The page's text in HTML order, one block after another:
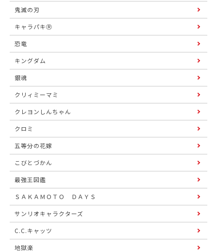
鬼滅の刃
キャラパキⓇ
恐竜
キングダム
銀魂
クリィミーマミ
クレヨンしんちゃん
クロミ
五等分の花嫁
こびとづかん
最強王図鑑
ＳＡＫＡＭＯＴＯ ＤＡＹＳ
サンリオキャラクターズ
C.C.キャッツ
地獄楽